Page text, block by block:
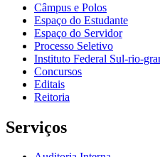
Câmpus e Polos
Espaço do Estudante
Espaço do Servidor
Processo Seletivo
Instituto Federal Sul-rio-
Concursos
Editais
Reitoria
Serviços